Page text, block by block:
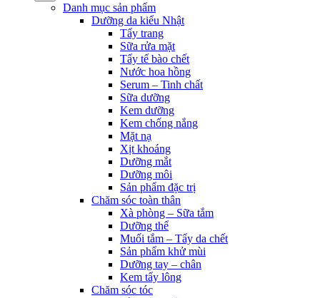
Danh mục sản phẩm
Dưỡng da kiểu Nhật
Tẩy trang
Sữa rửa mặt
Tẩy tế bào chết
Nước hoa hồng
Serum – Tinh chất
Sữa dưỡng
Kem dưỡng
Kem chống nắng
Mặt nạ
Xịt khoáng
Dưỡng mắt
Dưỡng môi
Sản phẩm đặc trị
Chăm sóc toàn thân
Xà phòng – Sữa tắm
Dưỡng thể
Muối tắm – Tẩy da chết
Sản phẩm khử mùi
Dưỡng tay – chân
Kem tẩy lông
Chăm sóc tóc